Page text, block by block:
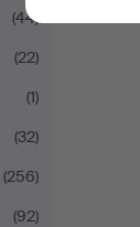
(44)
(22)
(1)
(32)
(256)
(92)